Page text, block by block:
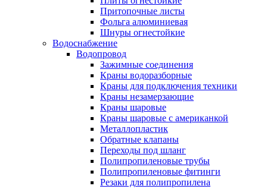
Притопочные листы
Фольга алюминиевая
Шнуры огнестойкие
Водоснабжение
Водопровод
Зажимные соединения
Краны водоразборные
Краны для подключения техники
Краны незамерзающие
Краны шаровые
Краны шаровые с американкой
Металлопластик
Обратные клапаны
Переходы под шланг
Полипропиленовые трубы
Полипропиленовые фитинги
Резаки для полипропилена